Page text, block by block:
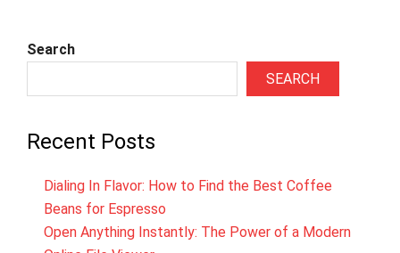
Search
SEARCH
Recent Posts
Dialing In Flavor: How to Find the Best Coffee
Beans for Espresso
Open Anything Instantly: The Power of a Modern